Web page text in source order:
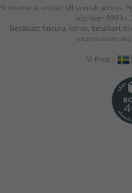
Vi levererar endast till svensk adress.
köp över 899 kr.
Betalsätt: faktura, konto, betalkort
Vi finns i: